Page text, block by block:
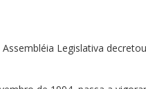
Legislativa